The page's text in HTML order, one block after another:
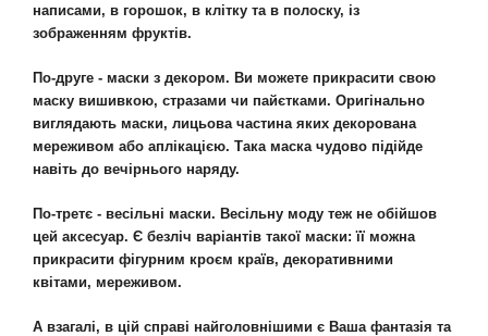
написами, в горошок, в клітку та в полоску, із
зображенням фруктів.
По-друге - маски з декором. Ви можете прикрасити свою
маску вишивкою, стразами чи пайєтками. Оригінально
виглядають маски, лицьова частина яких декорована
мереживом або аплікацією. Така маска чудово підійде
навіть до вечірнього наряду.
По-третє - весільні маски. Весільну моду теж не обійшов
цей аксесуар. Є безліч варіантів такої маски: її можна
прикрасити фігурним кроєм країв, декоративними
квітами, мереживом.
А взагалі, в цій справі найголовнішими є Ваша фантазія та